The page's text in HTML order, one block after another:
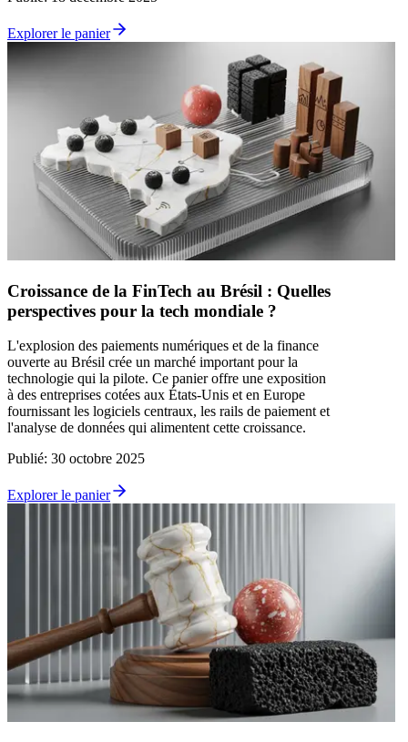
Explorer le panier
Croissance de la FinTech au Brésil : Quelles
perspectives pour la tech mondiale ?
L'explosion des paiements numériques et de la finance
ouverte au Brésil crée un marché important pour la
technologie qui la pilote. Ce panier offre une exposition
à des entreprises cotées aux États-Unis et en Europe
fournissant les logiciels centraux, les rails de paiement et
l'analyse de données qui alimentent cette croissance.
Publié: 30 octobre 2025
Explorer le panier